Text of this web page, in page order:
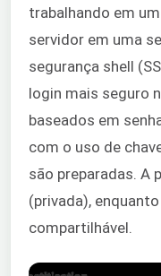
trabalhando em
servidor em uma
segurança shell
login mais seguro
baseados em
com o uso de
são preparadas. A
(privada),
compartilhável.